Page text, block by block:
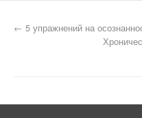
← 5 упражнений на